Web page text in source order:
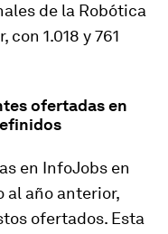
de la Robótica
1.018 y 761
ofertadas en
en InfoJobs en
al año anterior,
ofertados. Esta